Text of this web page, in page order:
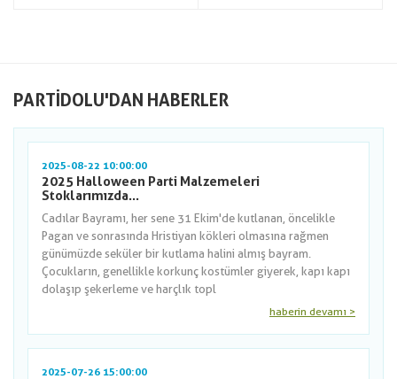
PARTIDOLU'DAN HABERLER
2025-08-22 10:00:00
2025 Halloween Parti Malzemeleri
Stoklarımızda...
Cadılar Bayramı, her sene 31 Ekim'de kutlanan, öncelikle
Pagan ve sonrasında Hristiyan kökleri olmasına rağmen
günümüzde seküler bir kutlama halini almış bayram.
Çocukların, genellikle korkunç kostümler giyerek, kapı kapı
dolaşıp şekerleme ve harçlık topl
haberin devamı >
2025-07-26 15:00:00